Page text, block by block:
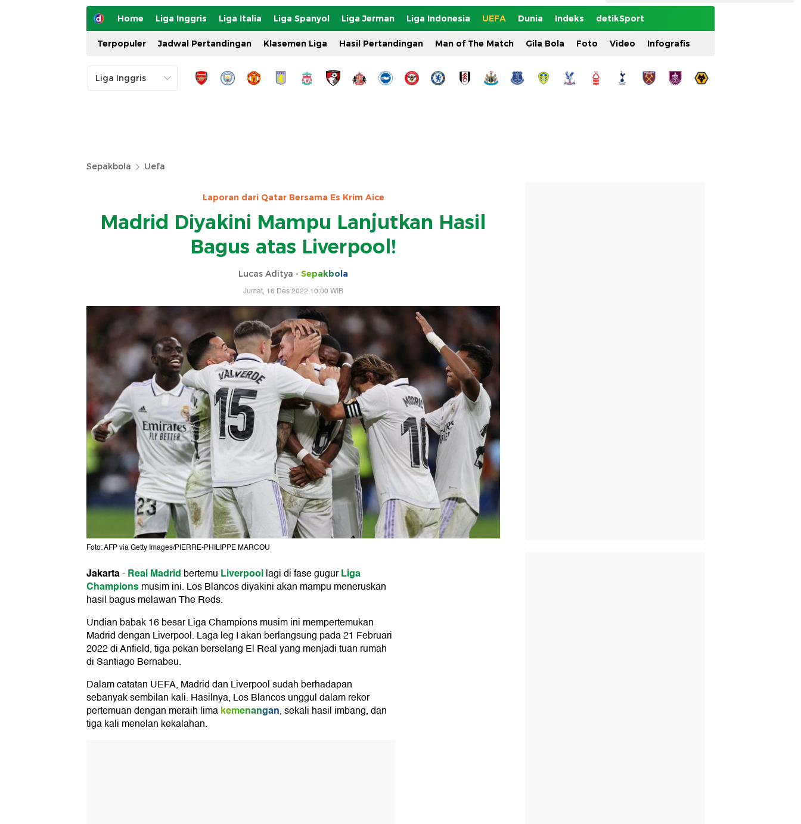
Home Liga Inggris Liga Italia Liga Spanyol Liga Jerman Liga Indonesia UEFA Dunia Indeks detikSport
Terpopuler Jadwal Pertandingan Klasemen Liga Hasil Pertandingan Man of The Match Gila Bola Foto Video Infografis
Sepakbola Uefa
Laporan dari Qatar Bersama Es Krim Aice
Madrid Diyakini Mampu Lanjutkan Hasil
Bagus atas Liverpool!
Lucas Aditya - Sepakbola
Jumat, 16 Des 2022 10:00 WIB
Foto: AFP via Getty Images/PIERRE-PHILIPPE MARCOU
Jakarta-Real Madrid bertemu Liverpoollagi di fase gugurLiga
Championsmusim ini. Los Blancos diyakini akan mampu meneruskan
hasil bagus melawan The Reds.
Undian babak 16 besar Liga Champions musim ini mempertemukan
Madrid dengan Liverpool. Laga leg I akan berlangsung pada 21 Februari
2022 di Anfield, tiga pekan berselang El Real yang menjadi tuan rumah
di Santiago Bernabeu.
Dalam catatan UEFA, Madrid dan Liverpool sudah berhadapan
sebanyak sembilan kali. Hasilnya, Los Blancos unggul dalam rekor
pertemuan dengan meraih limakemenangan, sekali hasil imbang, dan
tiga kali menelan kekalahan.